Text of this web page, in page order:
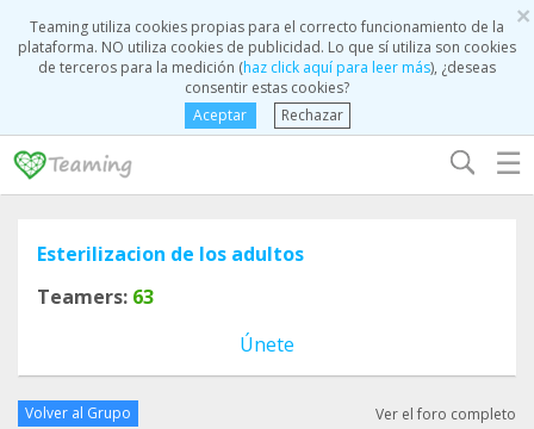
×
Teaming utiliza cookies propias para el correcto funcionamiento de la
plataforma. NO utiliza cookies de publicidad. Lo que sí utiliza son cookies
de terceros para la medición (haz click aquí para leer más), ¿deseas
consentir estas cookies?
Aceptar
Rechazar
☰
Esterilizacion de los adultos
Teamers: 63
Únete
Volver al Grupo Ver el foro completo